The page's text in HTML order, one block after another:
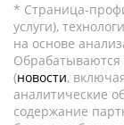
* Страница-
услуги),
на основе
Обрабатываются
(новости,
аналитические
содержание